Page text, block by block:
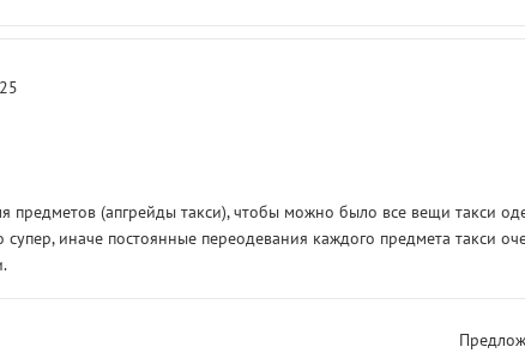
предметов (апгрейды такси), чтобы можно было все вещи такси
иначе постоянные переодевания каждого предмета такси